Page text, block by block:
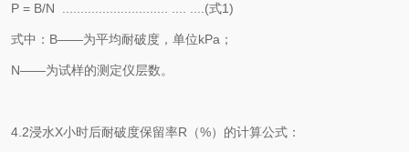
P = B/N ............................. .... ....(式1)
式中：B——为平均耐破度，单位kPa；
N——为试样的测定仪层数。
4.2浸水X小时后耐破度保留率R（%）的计算公式：